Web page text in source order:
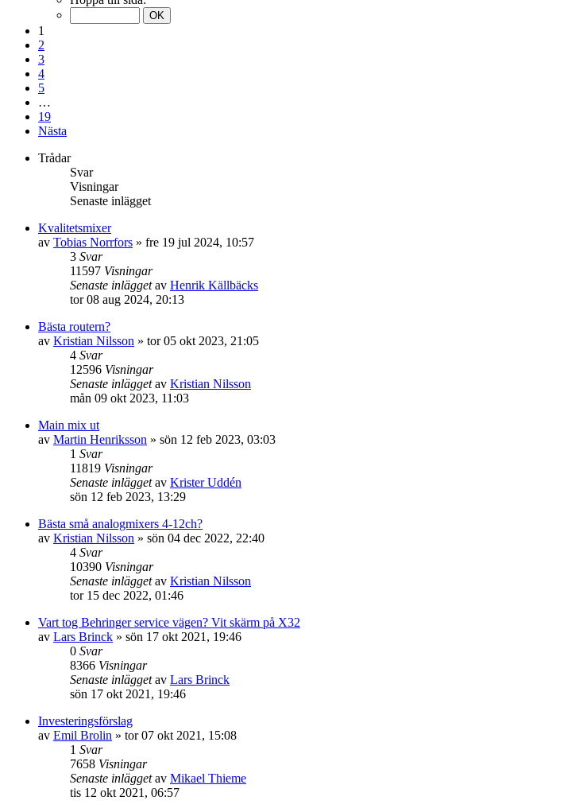
1
2
3
4
5
…
19
Nästa
Trådar
Svar
Visningar
Senaste inlägget
Kvalitetsmixer
av Tobias Norrfors » fre 19 jul 2024, 10:57
3 Svar
11597 Visningar
Senaste inläggetav Henrik Källbäcks
tor 08 aug 2024, 20:13
Bästa routern?
av Kristian Nilsson » tor 05 okt 2023, 21:05
4 Svar
12596 Visningar
Senaste inläggetav Kristian Nilsson
mån 09 okt 2023, 11:03
Main mix ut
av Martin Henriksson » sön 12 feb 2023, 03:03
1 Svar
11819 Visningar
Senaste inläggetav Krister Uddén
sön 12 feb 2023, 13:29
Bästa små analogmixers 4-12ch?
av Kristian Nilsson » sön 04 dec 2022, 22:40
4 Svar
10390 Visningar
Senaste inläggetav Kristian Nilsson
tor 15 dec 2022, 01:46
Vart tog Behringer service vägen? Vit skärm på X32
av Lars Brinck » sön 17 okt 2021, 19:46
0 Svar
8366 Visningar
Senaste inläggetav Lars Brinck
sön 17 okt 2021, 19:46
Investeringsförslag
av Emil Brolin » tor 07 okt 2021, 15:08
1 Svar
7658 Visningar
Senaste inläggetav Mikael Thieme
tis 12 okt 2021, 06:57